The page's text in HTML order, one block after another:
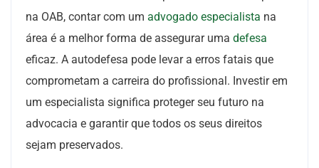
na OAB, contar com um advogado especialista na
área é a melhor forma de assegurar uma defesa
eficaz. A autodefesa pode levar a erros fatais que
comprometam a carreira do profissional. Investir em
um especialista significa proteger seu futuro na
advocacia e garantir que todos os seus direitos
sejam preservados.